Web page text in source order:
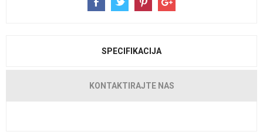
SPECIFIKACIJA
KONTAKTIRAJTE NAS